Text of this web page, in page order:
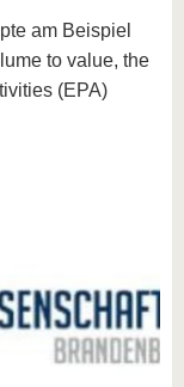
am Beispiel
to value, the
(EPA)